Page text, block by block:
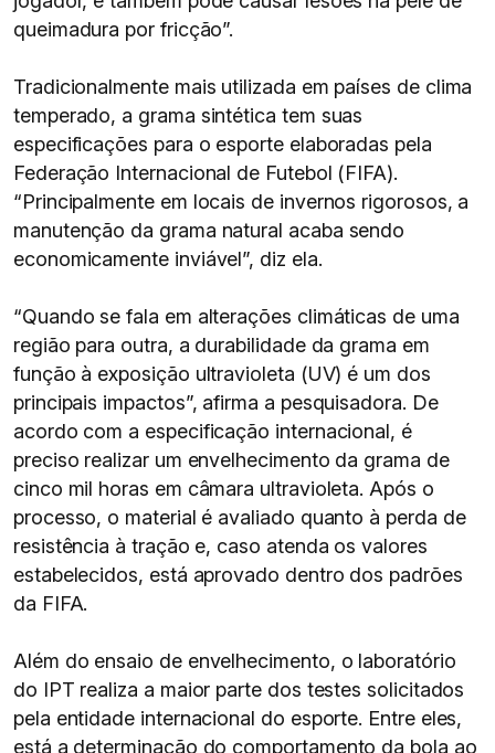
queimadura por fricção”.
Tradicionalmente mais utilizada em países de clima
temperado, a grama sintética tem suas
especificações para o esporte elaboradas pela
Federação Internacional de Futebol (FIFA).
“Principalmente em locais de invernos rigorosos, a
manutenção da grama natural acaba sendo
economicamente inviável”, diz ela.
“Quando se fala em alterações climáticas de uma
região para outra, a durabilidade da grama em
função à exposição ultravioleta (UV) é um dos
principais impactos”, afirma a pesquisadora. De
acordo com a especificação internacional, é
preciso realizar um envelhecimento da grama de
cinco mil horas em câmara ultravioleta. Após o
processo, o material é avaliado quanto à perda de
resistência à tração e, caso atenda os valores
estabelecidos, está aprovado dentro dos padrões
da FIFA.
Além do ensaio de envelhecimento, o laboratório
do IPT realiza a maior parte dos testes solicitados
pela entidade internacional do esporte. Entre eles,
está a determinação do comportamento da bola ao